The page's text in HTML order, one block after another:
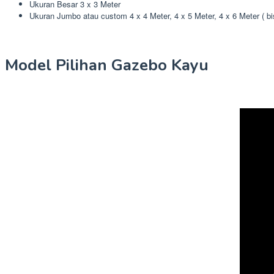
Ukuran Besar 3 x 3 Meter
Ukuran Jumbo atau custom 4 x 4 Meter, 4 x 5 Meter, 4 x 6 Meter (
Model Pilihan Gazebo Kayu